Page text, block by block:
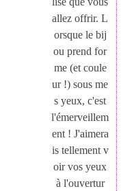
allez offrir. L
orsque le bij
ou prend for
me (et coule
ur !) sous me
s yeux, c'est
l'émerveillem
ent ! J'aimera
is tellement v
oir vos yeux
à l'ouvertur